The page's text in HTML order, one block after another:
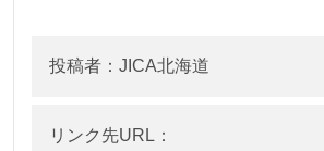
投稿者：JICA北海道
リンク先URL：